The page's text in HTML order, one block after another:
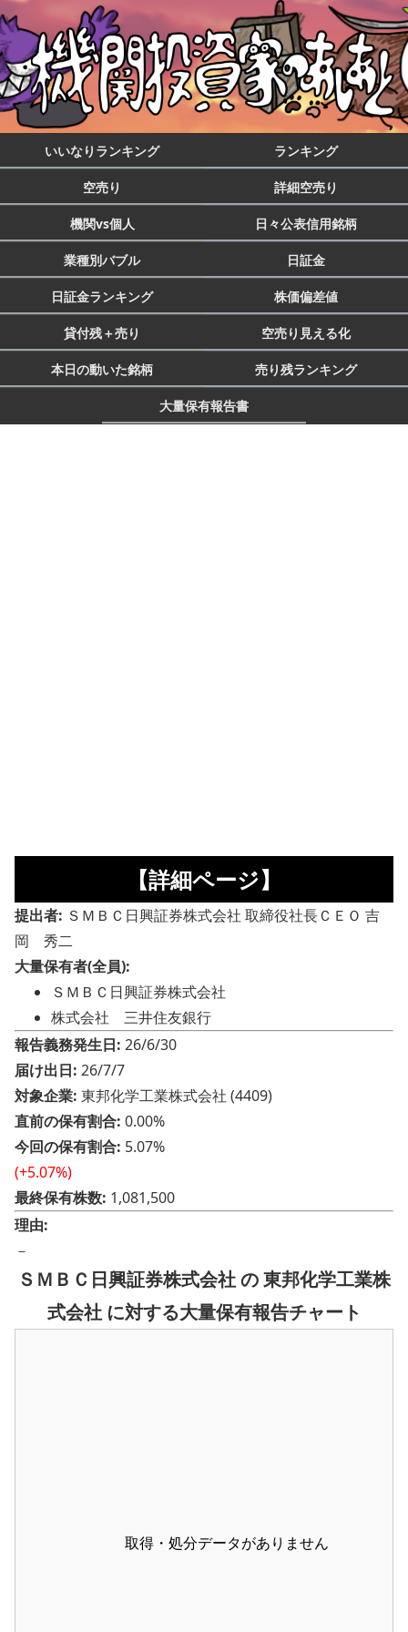
いいなりランキング ランキング
空売り 詳細空売り
機関vs個人 日々公表信用銘柄
業種別バブル 日証金
日証金ランキング 株価偏差値
貸付残＋売り 空売り見える化
本日の動いた銘柄 売り残ランキング
大量保有報告書
【詳細ページ】
提出者: ＳＭＢＣ日興証券株式会社 取締役社長ＣＥＯ 吉
岡 秀二
大量保有者(全員):
ＳＭＢＣ日興証券株式会社
株式会社 三井住友銀行
報告義務発生日: 26/6/30
届け出日: 26/7/7
対象企業: 東邦化学工業株式会社 (4409)
直前の保有割合: 0.00%
今回の保有割合: 5.07%
(+5.07%)
最終保有株数: 1,081,500
理由:
－
ＳＭＢＣ日興証券株式会社 の 東邦化学工業株
式会社 に対する大量保有報告チャート
取得・処分データがありません